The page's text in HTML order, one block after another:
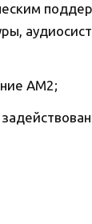
АМ2;